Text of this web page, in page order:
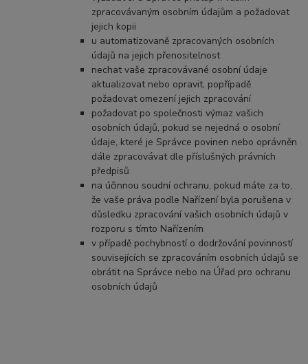
zpracovávaným osobním údajům a požadovat
jejich kopii
u automatizovaně zpracovaných osobních
údajů na jejich přenositelnost
nechat vaše zpracovávané osobní údaje
aktualizovat nebo opravit, popřípadě
požadovat omezení jejich zpracování
požadovat po společnosti výmaz vašich
osobních údajů, pokud se nejedná o osobní
údaje, které je Správce povinen nebo oprávněn
dále zpracovávat dle příslušných právních
předpisů
na účinnou soudní ochranu, pokud máte za to,
že vaše práva podle Nařízení byla porušena v
důsledku zpracování vašich osobních údajů v
rozporu s tímto Nařízením
v případě pochybností o dodržování povinností
souvisejících se zpracováním osobních údajů se
obrátit na Správce nebo na Úřad pro ochranu
osobních údajů